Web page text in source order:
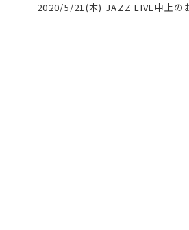
2020/5/21(木) JAZZ LIVE中止の